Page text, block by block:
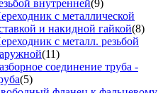
внутренней(9)
с металлической
и накидной гайкой(8)
с металл. резьбой
(11)
соединение труба -
(5)